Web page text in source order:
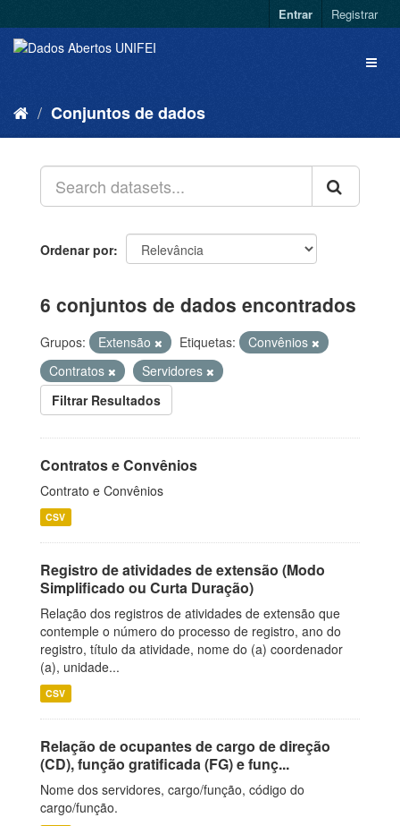
Entrar Registrar
Conjuntos de dados
Ordenar por
6 conjuntos de dados encontrados
Grupos: Extensão Etiquetas:
Convênios
Contratos
Servidores
Filtrar Resultados
Contratos e Convênios
Contrato e Convênios
CSV
Registro de atividades de extensão (Modo
Simplificado ou Curta Duração)
Relação dos registros de atividades de extensão que
contemple o número do processo de registro, ano do
registro, título da atividade, nome do (a) coordenador
(a), unidade...
CSV
Relação de ocupantes de cargo de direção
(CD), função gratificada (FG) e funç...
Nome dos servidores, cargo/função, código do
cargo/função.